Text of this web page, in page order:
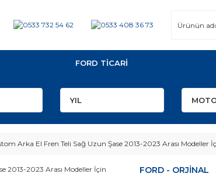
FORD TİCARİ
Arka El Fren Teli Sağ Uzun Şase 2013-2023 Arası Modeller
FORD - ORJİNAL